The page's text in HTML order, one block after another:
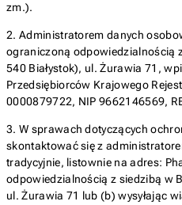
zm.).
2. Administratorem danych
ograniczoną odpowiedzialnością
540 Białystok), ul. Żurawia 71,
Przedsiębiorców Krajowego
0000879722, NIP 9662146569,
3. W sprawach dotyczących
skontaktować się z
tradycyjnie, listownie na adres:
odpowiedzialnością z siedzibą w
ul. Żurawia 71 lub (b) wysyłając